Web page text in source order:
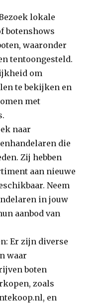
lokale
botenshows
waaronder
tentoongesteld.
om
te bekijken en
met
naar
die
Zij hebben
aan nieuwe
Neem
in jouw
aanbod van
Er zijn diverse
waar
boten
zoals
en